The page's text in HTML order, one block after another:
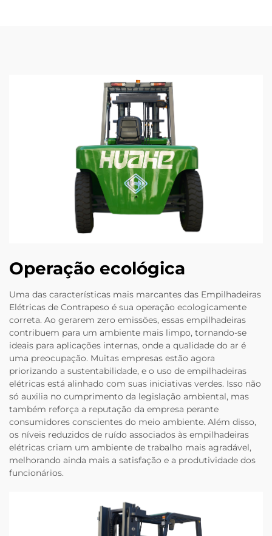
Operação ecológica
Uma das características mais marcantes das Empilhadeiras
Elétricas de Contrapeso é sua operação ecologicamente
correta. Ao gerarem zero emissões, essas empilhadeiras
contribuem para um ambiente mais limpo, tornando-se
ideais para aplicações internas, onde a qualidade do ar é
uma preocupação. Muitas empresas estão agora
priorizando a sustentabilidade, e o uso de empilhadeiras
elétricas está alinhado com suas iniciativas verdes. Isso não
só auxilia no cumprimento da legislação ambiental, mas
também reforça a reputação da empresa perante
consumidores conscientes do meio ambiente. Além disso,
os níveis reduzidos de ruído associados às empilhadeiras
elétricas criam um ambiente de trabalho mais agradável,
melhorando ainda mais a satisfação e a produtividade dos
funcionários.